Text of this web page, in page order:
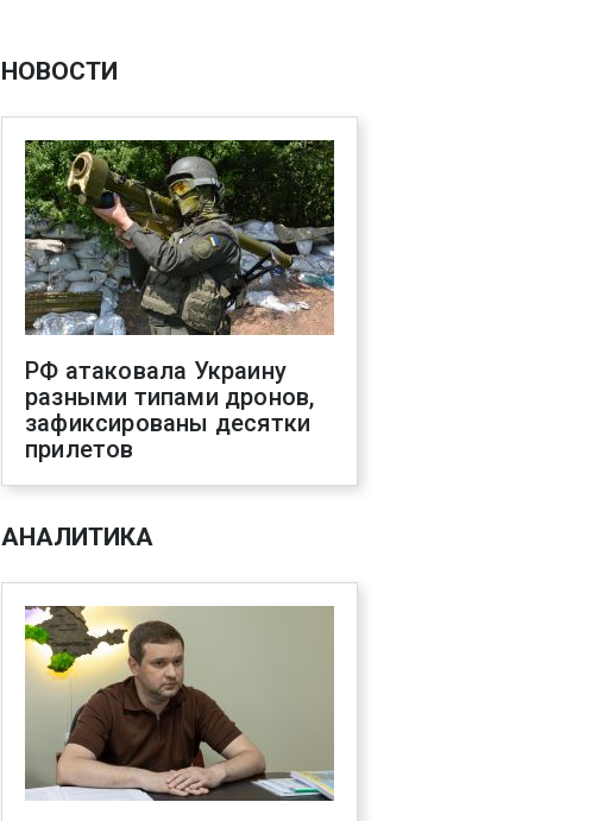
НОВОСТИ
РФ атаковала Украину
разными типами дронов,
зафиксированы десятки
прилетов
АНАЛИТИКА